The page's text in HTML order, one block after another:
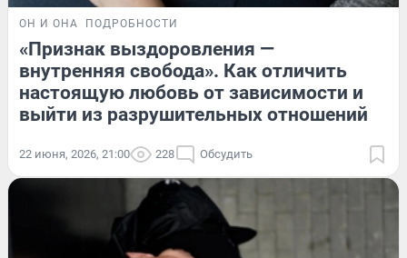
ОН И ОНА ПОДРОБНОСТИ
«Признак выздоровления —
внутренняя свобода». Как отличить
настоящую любовь от зависимости и
выйти из разрушительных отношений
22 июня, 2026, 21:00 228 Обсудить